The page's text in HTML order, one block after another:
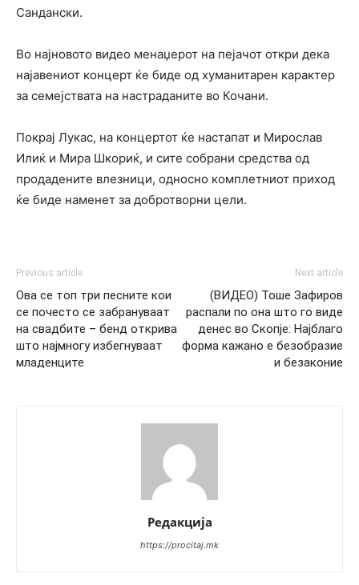
Сандански.
Во најновото видео менаџерот на пејачот откри дека
најавениот концерт ќе биде од хуманитарен карактер
за семејствата на настраданите во Кочани.
Покрај Лукас, на концертот ќе настапат и Мирослав
Илиќ и Мира Шкориќ, и сите собрани средства од
продадените влезници, односно комплетниот приход
ќе биде наменет за добротворни цели.
Previous article
Ова се топ три песните кои
се почесто се забрануваат
на свадбите – бенд открива
што најмногу избегнуваат
младенците
Next article
(ВИДЕО) Тоше Зафиров
распали по она што го виде
денес во Скопје: Најблаго
форма кажано е безобразие
и безаконие
Редакција
https://procitaj.mk